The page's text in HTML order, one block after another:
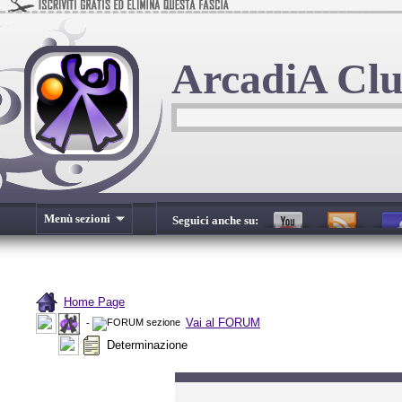
ArcadiA
Menù sezioni Seguici anche su:
Home Page
-
Vai al FORUM
Determinazione